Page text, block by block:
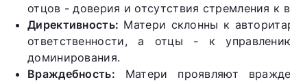
отцов - доверия и отсутствия стремления к
Директивность: Матери склонны к
ответственности, а отцы - к
доминирования.
Враждебность: Матери проявляют